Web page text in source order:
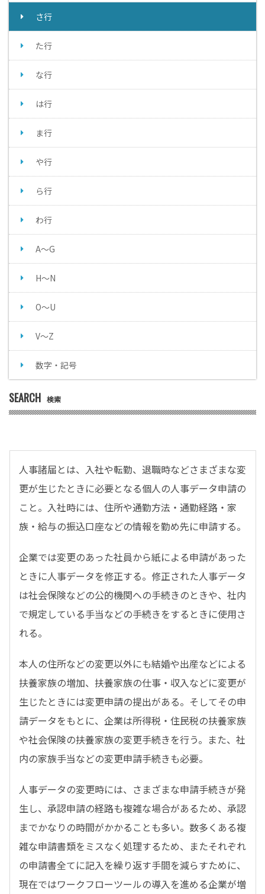
さ行
た行
な行
は行
ま行
や行
ら行
わ行
A～G
H～N
O～U
V～Z
数字・記号
SEARCH 検索
人事諸届とは、入社や転勤、退職時などさまざまな変
更が生じたときに必要となる個人の人事データ申請の
こと。入社時には、住所や通勤方法・通勤経路・家
族・給与の振込口座などの情報を勤め先に申請する。
企業では変更のあった社員から紙による申請があった
ときに人事データを修正する。修正された人事データ
は社会保険などの公的機関への手続きのときや、社内
で規定している手当などの手続きをするときに使用さ
れる。
本人の住所などの変更以外にも結婚や出産などによる
扶養家族の増加、扶養家族の仕事・収入などに変更が
生じたときには変更申請の提出がある。そしてその申
請データをもとに、企業は所得税・住民税の扶養家族
や社会保険の扶養家族の変更手続きを行う。また、社
内の家族手当などの変更申請手続きも必要。
人事データの変更時には、さまざまな申請手続きが発
生し、承認申請の経路も複雑な場合があるため、承認
までかなりの時間がかかることも多い。数多くある複
雑な申請書類をミスなく処理するため、またそれぞれ
の申請書全てに記入を繰り返す手間を減らすために、
現在ではワークフローツールの導入を進める企業が増